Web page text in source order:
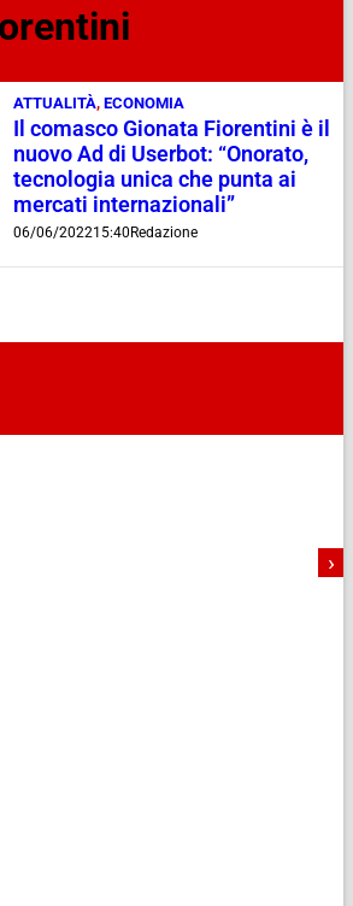
ATTUALITÀ, ECONOMIA
Il comasco Gionata Fiorentini è il
nuovo Ad di Userbot: “Onorato,
tecnologia unica che punta ai
mercati internazionali”
06/06/202215:40Redazione
›